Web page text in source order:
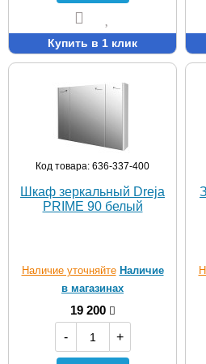
Купить в 1 клик
Код товара: 636-337-400
Шкаф зеркальный Dreja
PRIME 90 белый
Наличие уточняйте Наличие
в магазинах
19 200
-
+